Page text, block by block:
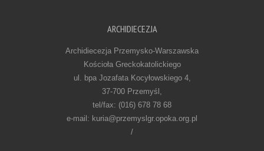
ARCHIDIECEZJA
Archidiecezja Przemysko-Warszawska
Kościoła Greckokatolickiego
ul. bpa Jozafata Kocyłowskiego 4,
37-700 Przemyśl,
tel/fax: (016) 678 78 68
e-mail: kuria@przemyslgr.opoka.org.pl
/